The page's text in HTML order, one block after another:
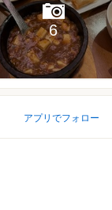
6
アプリでフォロー